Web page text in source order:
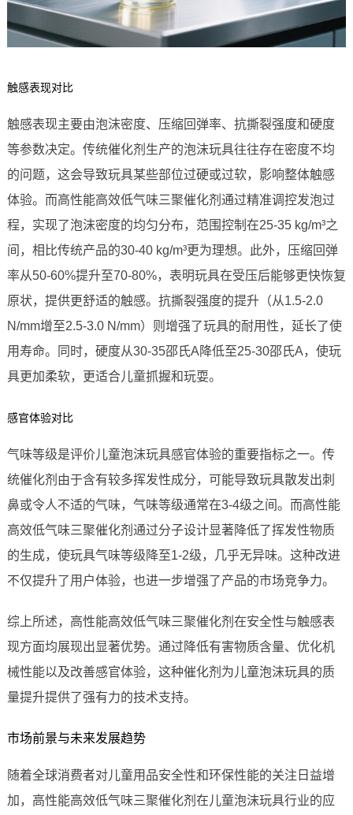
触感表现对比
触感表现主要由泡沫密度、压缩回弹率、抗撕裂强度和硬度
等参数决定。传统催化剂生产的泡沫玩具往往存在密度不均
的问题，这会导致玩具某些部位过硬或过软，影响整体触感
体验。而高性能高效低气味三聚催化剂通过精准调控发泡过
程，实现了泡沫密度的均匀分布，范围控制在25-35 kg/m³之
间，相比传统产品的30-40 kg/m³更为理想。此外，压缩回弹
率从50-60%提升至70-80%，表明玩具在受压后能够更快恢复
原状，提供更舒适的触感。抗撕裂强度的提升（从1.5-2.0
N/mm增至2.5-3.0 N/mm）则增强了玩具的耐用性，延长了使
用寿命。同时，硬度从30-35邵氏A降低至25-30邵氏A，使玩
具更加柔软，更适合儿童抓握和玩耍。
感官体验对比
气味等级是评价儿童泡沫玩具感官体验的重要指标之一。传
统催化剂由于含有较多挥发性成分，可能导致玩具散发出刺
鼻或令人不适的气味，气味等级通常在3-4级之间。而高性能
高效低气味三聚催化剂通过分子设计显著降低了挥发性物质
的生成，使玩具气味等级降至1-2级，几乎无异味。这种改进
不仅提升了用户体验，也进一步增强了产品的市场竞争力。
综上所述，高性能高效低气味三聚催化剂在安全性与触感表
现方面均展现出显著优势。通过降低有害物质含量、优化机
械性能以及改善感官体验，这种催化剂为儿童泡沫玩具的质
量提升提供了强有力的技术支持。
市场前景与未来发展趋势
随着全球消费者对儿童用品安全性和环保性能的关注日益增
加，高性能高效低气味三聚催化剂在儿童泡沫玩具行业的应